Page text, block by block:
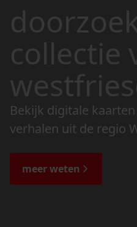
collectie
Bekijk digitale
verhalen uit de regio
de bijzondere verhalen.
meer weten